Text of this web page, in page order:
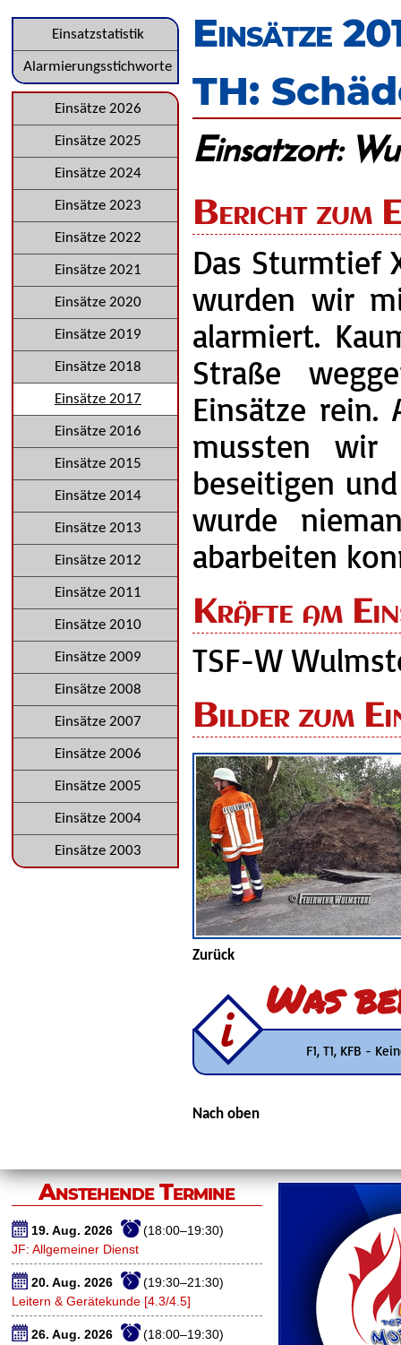
Einsätze
TH:
Einsatzort:
Bericht zum
Das Sturmtief
wurden wir
alarmiert.
Straße
Einsätze rein.
mussten wir
beseitigen
wurde
abarbeiten
Kräfte am
TSF-W
Bilder zum
Zurück
Was
F1, T1, KFB -
Nach oben
Navigation
überspringen
Einsatzstatistik
Alarmierungsstichworte
Navigation
überspringen
Einsätze 2026
Einsätze 2025
Einsätze 2024
Einsätze 2023
Einsätze 2022
Einsätze 2021
Einsätze 2020
Einsätze 2019
Einsätze 2018
Einsätze 2017
Einsätze 2016
Einsätze 2015
Einsätze 2014
Einsätze 2013
Einsätze 2012
Einsätze 2011
Einsätze 2010
Einsätze 2009
Einsätze 2008
Einsätze 2007
Einsätze 2006
Einsätze 2005
Einsätze 2004
Einsätze 2003
Anstehende Termine
19. Aug. 2026
(18:00–19:30)
JF: Allgemeiner Dienst
20. Aug. 2026
(19:30–21:30)
Leitern & Gerätekunde [4.3/4.5]
26. Aug. 2026
(18:00–19:30)